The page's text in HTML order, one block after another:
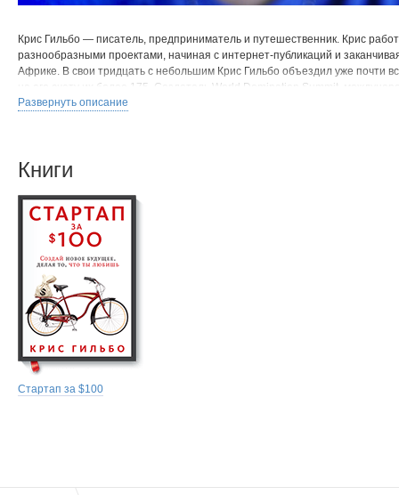
Крис Гильбо — писатель, предприниматель и путешественник. Крис
разнообразными проектами, начиная с интернет-публикаций и
Африке. В свои тридцать с небольшим Крис Гильбо объездил уже почти
на его счету их более 175. Создатель World Domination Summit,
творческих людей, Крис помогает людям найти свое призвание, а также
Развернуть описание
Книги
Стартап за $100